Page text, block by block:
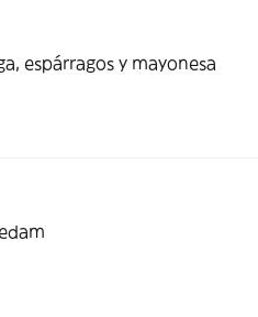
espárragos y mayonesa